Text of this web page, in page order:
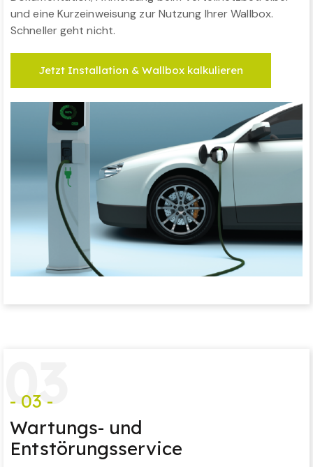
und eine Kurzeinweisung zur Nutzung Ihrer Wallbox.
Schneller geht nicht.
Jetzt Installation & Wallbox kalkulieren
03
- 03 -
Wartungs- und
Entstörungsservice